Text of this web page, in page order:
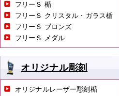
フリーＳ 楯
フリーＳ クリスタル・ガラス楯
フリーＳ ブロンズ
フリーＳ メダル
オリジナル彫刻
オリジナルレーザー彫刻楯